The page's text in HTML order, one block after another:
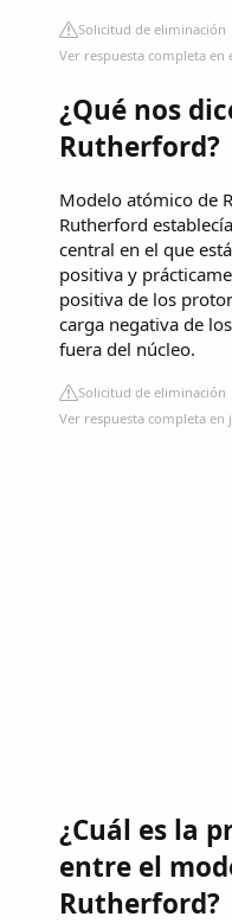
Solicitud de eliminación
Ver respuesta completa en
¿Qué nos
Rutherford?
Modelo atómico de
Rutherford
central en el que
positiva y
positiva de los
carga negativa de
fuera del núcleo.
Solicitud de eliminación
Ver respuesta completa en
¿Cuál es la
entre el
Rutherford?